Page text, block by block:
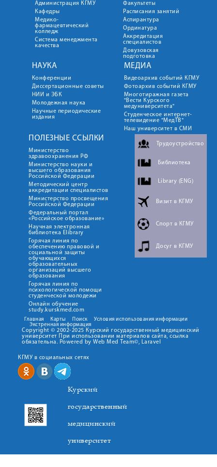
Администрация КГМУ
Кафедры
Медико-
фармацевтический
колледж
Система менеджмента
качества
Факультеты
Расписания занятий
Аспирантура
Ординатура
Аккредитация
специалистов
Довузовская
подготовка
НАУКА
Конференции
Диссертационные советы
НИИ и ЭБК
Молодежная наука
Научные периодические
издания
МЕДИА
Видеоархив событий КГМУ
Фотоархив событий КГМУ
Многотиражная газета
"Вести Курского
медуниверситета"
Студенческое интернет-
телевидение "МедТВ"
Наш университет в СМИ
ПОЛЕЗНЫЕ ССЫЛКИ
Министерство
здравоохранения РФ
Министерство науки и
высшего образования
Российской Федерации
Методический центр
аккредитации специалистов
Министерство просвещения
Российской Федерации
Федеральный портал
«Российское образование»
Научная электронная
библиотека Elibrary
Горячая линия по
обеспечению правовой и
социальной защиты
обучающихся
образовательных
организаций высшего
образования
Горячая линия по
психологической помощи
студенческой молодежи
Онлайн обучение
study.kurskmed.com
Трудоустройство
Библиотека
Library (ENG)
Визит в КГМУ
Спорт в КГМУ
Досуг в КГМУ
Главная Карты Поиск
Условия использования информации
Экстренная информация
Copyright © 2002-2025 Курский государственный медицинский
университет При использовании материалов сайта, ссылка
обязательна. Powered by Web Med Team©, Laravel
КГМУ в социальных сетях
Курский
государственный
медицинский
университет